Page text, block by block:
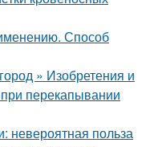
Способ
» Изобретения и
перекапывании
невероятная польза